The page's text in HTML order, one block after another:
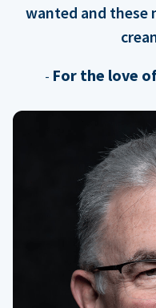
wanted and these
- For the love